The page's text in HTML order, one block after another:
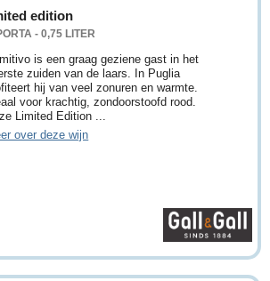
edition
- 0,75 LITER
is een graag geziene gast in het
zuiden van de laars. In Puglia
hij van veel zonuren en warmte.
voor krachtig, zondoorstoofd rood.
Limited Edition ...
over deze wijn